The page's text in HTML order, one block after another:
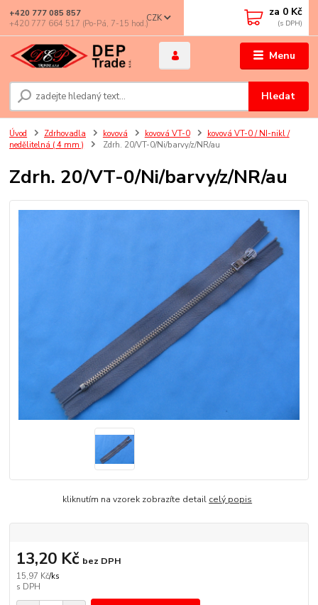
Menu
CZK
Hledat
+420 777 085 857
+420 777 664 517 (Po-Pá, 7-15 hod.)
za 0 Kč
Úvod Zdrhovadla kovová kovová VT-0
kovová VT-0 / NI-nikl /
nedělitelná ( 4 mm )
Zdrh. 20/VT-0/Ni/barvy/z/NR/au
Zdrh. 20/VT-0/Ni/barvy/z/NR/au
kliknutím na vzorek zobrazíte detail celý popis
15,97 Kč/ks
13,20 Kč bez DPH